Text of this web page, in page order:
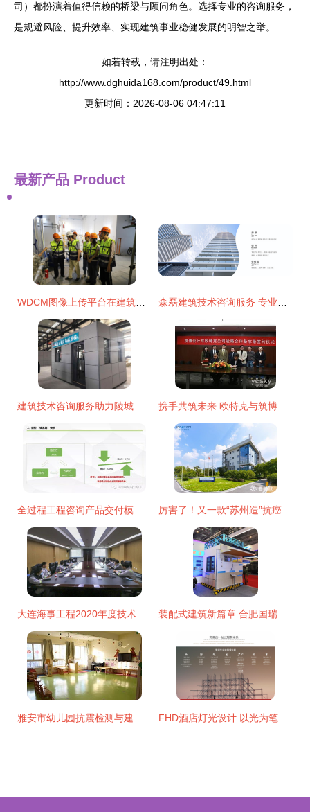
司）都扮演着值得信赖的桥梁与顾问角色。选择专业的咨询服务，
是规避风险、提升效率、实现建筑事业稳健发展的明智之举。
如若转载，请注明出处：
http://www.dghuida168.com/product/49.html
更新时间：2026-08-06 04:47:11
最新产品 Product